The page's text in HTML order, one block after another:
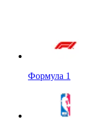
Формула 1